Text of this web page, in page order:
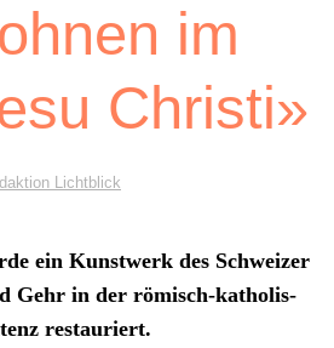
Stellenbörse
im
Christi»
Lichtblick
ein Kunst­werk des Schweiz­er
Gehr in der römisch-katholis­
restau­ri­ert.